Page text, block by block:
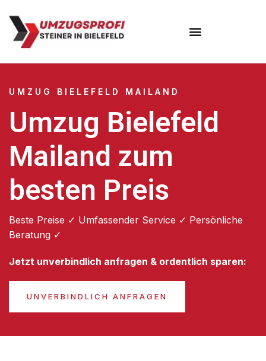
UMZUG BIELEFELD MAILAND
Umzug Bielefeld
Mailand zum
besten Preis
Beste Preise ✓ Umfassender Service ✓ Persönliche
Beratung ✓
Jetzt unverbindlich anfragen & ordentlich sparen:
UNVERBINDLICH ANFRAGEN